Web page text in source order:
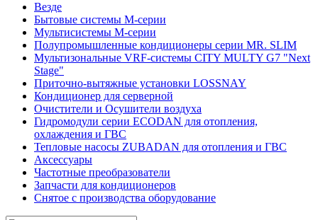
Везде
Бытовые системы M-серии
Мультисистемы M-серии
Полупромышленные кондиционеры серии MR. SLIM
Мультизональные VRF-системы CITY MULTY G7 "Next
Stage"
Приточно-вытяжные установки LOSSNAY
Кондиционер для серверной
Очистители и Осушители воздуха
Гидромодули серии ECODAN для отопления,
охлаждения и ГВС
Тепловые насосы ZUBADAN для отопления и ГВС
Аксесcуары
Частотные преобразователи
Запчасти для кондиционеров
Снятое с производства оборудование